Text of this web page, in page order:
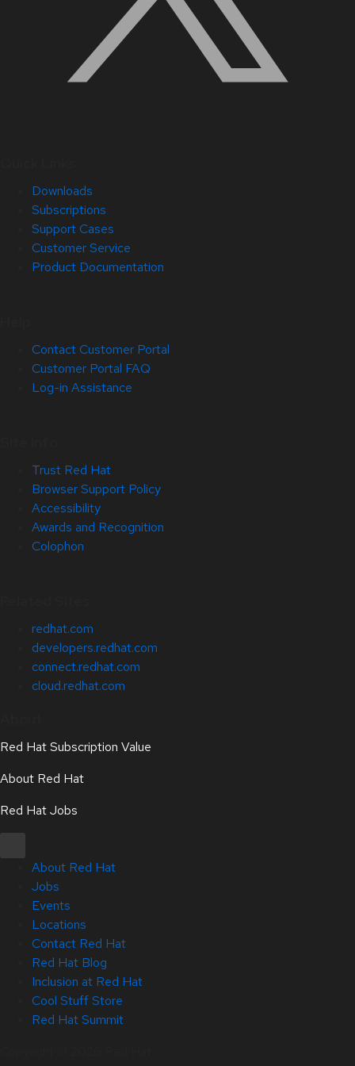
Downloads
Subscriptions
Support Cases
Customer Service
Product Documentation
Contact Customer Portal
Customer Portal FAQ
Log-in Assistance
Trust Red Hat
Browser Support Policy
Accessibility
Awards and Recognition
Colophon
redhat.com
developers.redhat.com
connect.redhat.com
cloud.redhat.com
Red Hat Subscription Value
About Red Hat
Red Hat Jobs
About Red Hat
Jobs
Events
Locations
Contact Red Hat
Red Hat Blog
Inclusion at Red Hat
Cool Stuff Store
Red Hat Summit